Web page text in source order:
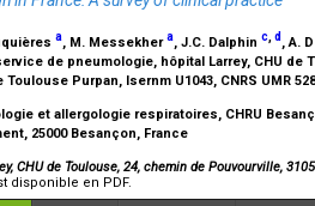
a, M. Messekhera, J.C. Dalphin c,d , A.
de pneumologie, hôpital Larrey, CHU de
Purpan, Isernm U1043, CNRS UMR
et allergologie respiratoires, CHRU
25000 Besançon, France
CHU de Toulouse, 24, chemin de Pouvourville,
disponible en PDF.